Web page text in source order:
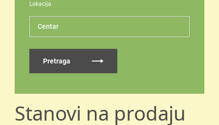
Lokacija
Centar
Pretraga
Stanovi na prodaju